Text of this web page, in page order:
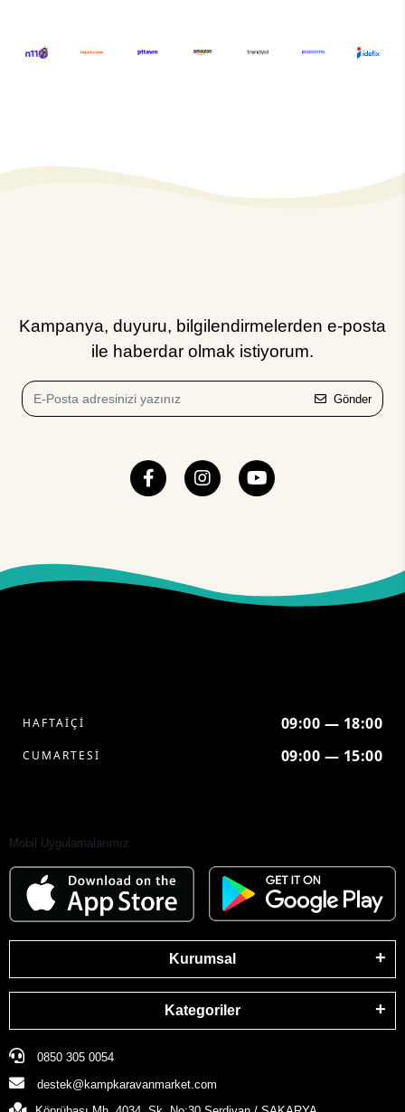
Kampanya, duyuru, bilgilendirmelerden e-posta
ile haberdar olmak istiyorum.
Gönder
HAFTAİÇİ 09:00 — 18:00
CUMARTESİ 09:00 — 15:00
Mobil Uygulamalarımız
Kurumsal
Kategoriler
0850 305 0054
destek@kampkaravanmarket.com